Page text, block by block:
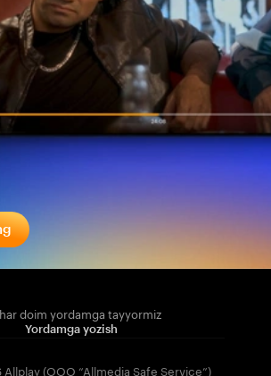
har doim yordamga tayyormiz
Yordamga yozish
(OOO “Allmedia Safe Service”)